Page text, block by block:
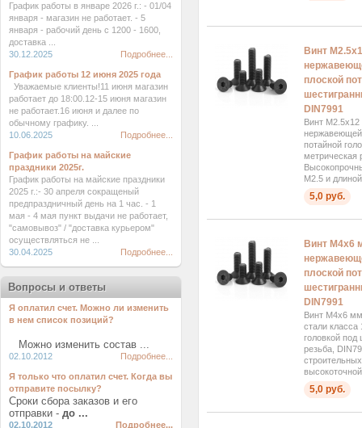
Винт
плоской
DIN7991
Винт М2.5x12
нержавеющей
потайной
метрическая
М2.5 и
5,0 руб.
Винт М4x6
плоской
DIN7991
Винт М4x6
стали класса
головкой под
резьба,
5,0 руб.
График работы в январе 2026 г.: - 01/04
января - магазин не работает. - 5
января - рабочий день с 1200 - 1600,
доставка ...
30.12.2025
Подробнее...
График работы 12 июня 2025 года
Уважаемые клиенты!11 июня магазин
работает до 18:00.12-15 июня магазин
не работает.16 июня и далее по
обычному графику. ...
10.06.2025
Подробнее...
График работы на майские
праздники 2025г.
График работы на майские праздники
2025 г.:- 30 апреля сокращеный
предпраздничный день на 1 час. - 1
мая - 4 мая пункт выдачи не работает,
"самовывоз" / "доставка курьером"
осуществляться не ...
30.04.2025
Подробнее...
Вопросы и ответы
Я оплатил счет. Можно ли изменить
в нем список позиций?
Можно изменить состав ...
02.10.2012 Подробнее...
Я только что оплатил счет. Когда вы
отправите посылку?
Сроки сбора заказов и его
отправки - до ...
02.10.2012 Подробнее...